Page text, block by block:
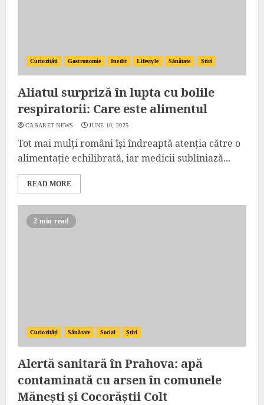
Curiozități Gastronomie Inedit Lifestyle Sănătate Știri
Aliatul surpriză în lupta cu bolile
respiratorii: Care este alimentul
CABARET NEWS JUNE 10, 2025
Tot mai mulți români își îndreaptă atenția către o
alimentație echilibrată, iar medicii subliniază...
READ MORE
2 min read
Curiozități Sănătate Social Știri
Alertă sanitară în Prahova: apă
contaminată cu arsen în comunele
Mănești și Cocorăștii Colt